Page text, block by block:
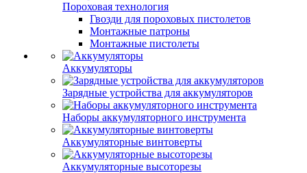
Пороховая технология
Гвозди для пороховых пистолетов
Монтажные патроны
Монтажные пистолеты
Аккумуляторы
Зарядные устройства для аккумуляторов
Наборы аккумуляторного инструмента
Аккумуляторные винтоверты
Аккумуляторные высоторезы